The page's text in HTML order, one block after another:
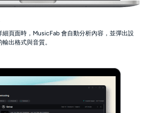
細頁面時，MusicFab 會自動分析內容，並彈出設
出格式與音質。